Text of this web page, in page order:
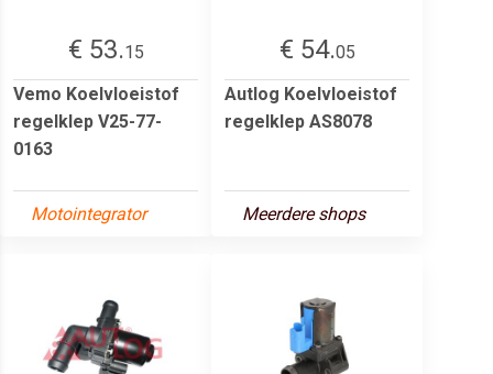
€ 53.15
Vemo Koelvloeistof
regelklep V25-77-
0163
Motointegrator
€ 54.05
Autlog Koelvloeistof
regelklep AS8078
Meerdere shops